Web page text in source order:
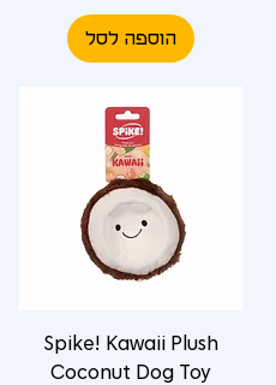
הוספה לסל
Spike! Kawaii Plush
Coconut Dog Toy